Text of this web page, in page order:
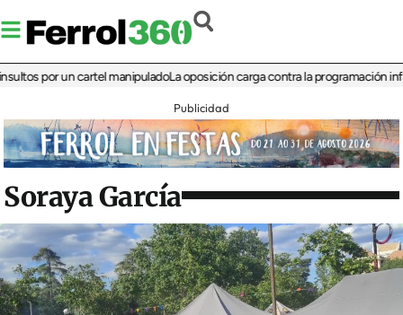
por un cartel manipuladoLa oposición carga contra la programación infantil
Publicidad
Soraya García